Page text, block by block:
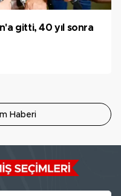
gitti, 40 yıl sonra
Haberi